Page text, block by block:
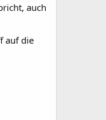
auch
auf die